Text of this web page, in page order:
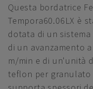
Questa bordatrice
Tempora60.06LX è
dotata di un
di un avanzamento
m/min e di un'unità
teflon per granulato